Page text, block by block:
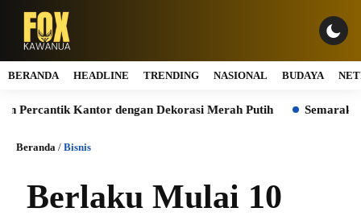
BERANDA HEADLINE TRENDING NASIONAL BUDAYA
Kantor dengan Dekorasi Merah Putih Semarak HUT
Beranda / Bisnis
Berlaku Mulai 10